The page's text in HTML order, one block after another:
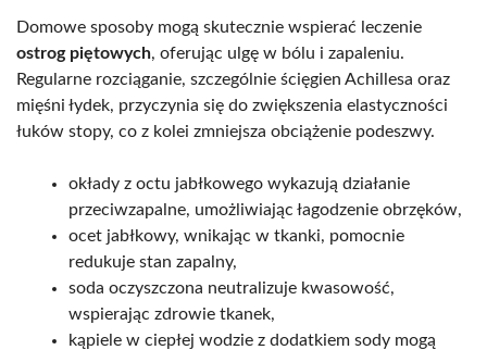
Domowe sposoby mogą skutecznie wspierać leczenie
ostrog piętowych, oferując ulgę w bólu i zapaleniu.
Regularne rozciąganie, szczególnie ścięgien Achillesa oraz
mięśni łydek, przyczynia się do zwiększenia elastyczności
łuków stopy, co z kolei zmniejsza obciążenie podeszwy.
okłady z octu jabłkowego wykazują działanie
przeciwzapalne, umożliwiając łagodzenie obrzęków,
ocet jabłkowy, wnikając w tkanki, pomocnie
redukuje stan zapalny,
soda oczyszczona neutralizuje kwasowość,
wspierając zdrowie tkanek,
kąpiele w ciepłej wodzie z dodatkiem sody mogą